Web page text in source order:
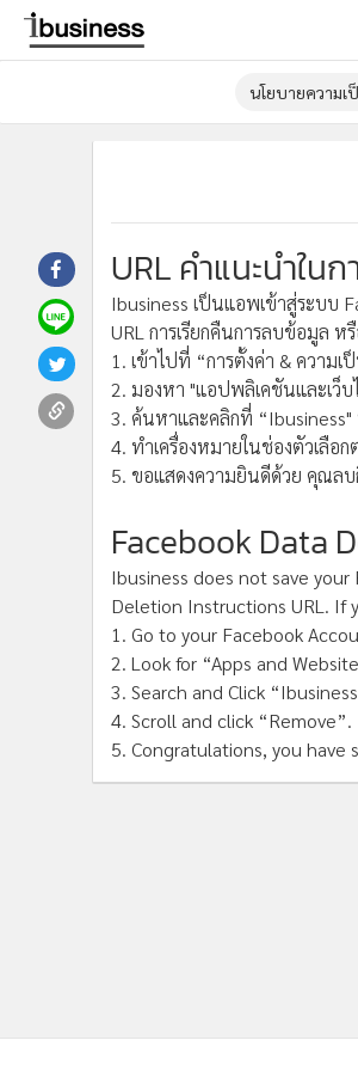
นโยบายความเ
URL คำแนะนำใน
Ibusiness เป็นแอพเข้าสู่ระบบ
URL การเรียกคืนการลบข้อมูล
1. เข้าไปที่ “การตั้งค่า & ควา
2. มองหา "แอปพลิเคชันและเว็
3. ค้นหาและคลิกที่
4. ทำเครื่องหมายในช่องตัวเลื
5. ขอแสดงความยินดีด้วย คุณลบ
Facebook Data
Ibusiness does not save
Deletion Instructions URL. If
1. Go to your Facebook
2. Look for “Apps and
3. Search and Click
4. Scroll and click “Remove”.
5. Congratulations, you have